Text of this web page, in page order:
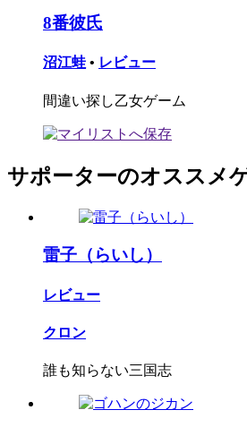
8番彼氏
沼江蛙 • レビュー
間違い探し乙女ゲーム
サポーターのオススメ
雷子（らいし）
レビュー
クロン
誰も知らない三国志